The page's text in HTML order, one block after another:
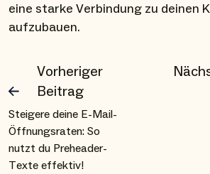
eine starke Verbindung zu deinen
aufzubauen.
Vorheriger
Beitrag
Steigere deine E-Mail-
Öffnungsraten: So
nutzt du Preheader-
Texte effektiv!